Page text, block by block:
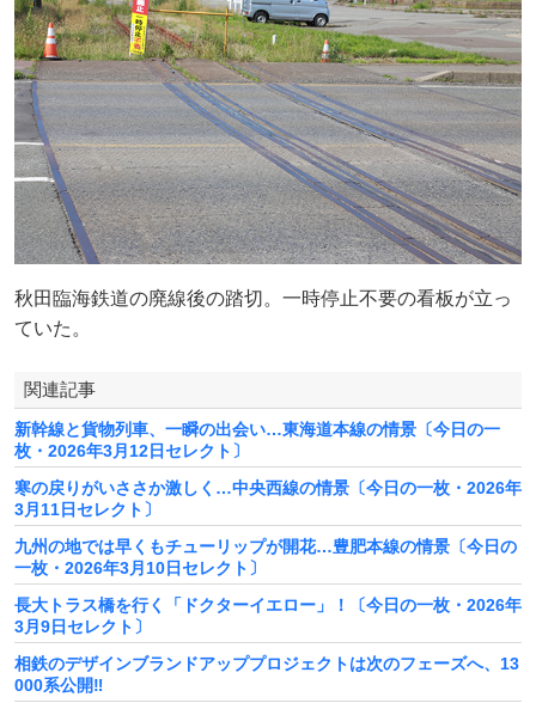
秋田臨海鉄道の廃線後の踏切。一時停止不要の看板が立っ
ていた。
関連記事
新幹線と貨物列車、一瞬の出会い…東海道本線の情景〔今日の一
枚・2026年3月12日セレクト〕
寒の戻りがいささか激しく…中央西線の情景〔今日の一枚・2026年
3月11日セレクト〕
九州の地では早くもチューリップが開花…豊肥本線の情景〔今日の
一枚・2026年3月10日セレクト〕
長大トラス橋を行く「ドクターイエロー」！〔今日の一枚・2026年
3月9日セレクト〕
相鉄のデザインブランドアッププロジェクトは次のフェーズへ、13
000系公開‼